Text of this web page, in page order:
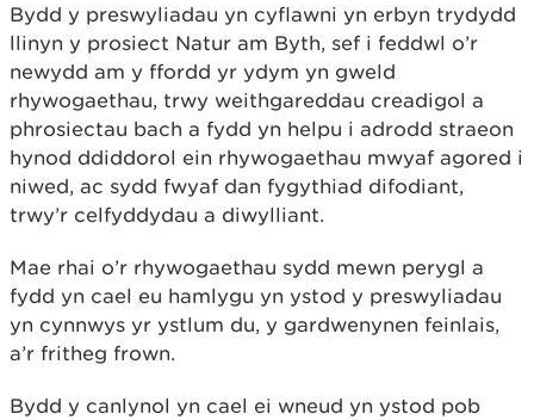
Bydd y preswyliadau yn cyflawni yn erbyn trydydd
llinyn y prosiect Natur am Byth, sef i feddwl o’r
newydd am y ffordd yr ydym yn gweld
rhywogaethau, trwy weithgareddau creadigol a
phrosiectau bach a fydd yn helpu i adrodd straeon
hynod ddiddorol ein rhywogaethau mwyaf agored i
niwed, ac sydd fwyaf dan fygythiad difodiant,
trwy’r celfyddydau a diwylliant.
Mae rhai o’r rhywogaethau sydd mewn perygl a
fydd yn cael eu hamlygu yn ystod y preswyliadau
yn cynnwys yr ystlum du, y gardwenynen feinlais,
a’r fritheg frown.
Bydd y canlynol yn cael ei wneud yn ystod pob